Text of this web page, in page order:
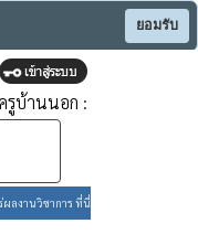
ยอมรับ
รูบ้านนอก :
ลงานวิชาการ ที่นี่